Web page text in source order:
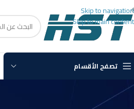
Skip to navigation
Skip to main content
تصفح الأقسام